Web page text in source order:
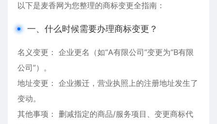
以下是麦香网为您整理的商标变更全指南：
一、什么时候需要办理商标变更？
名义变更： 企业更名（如“A有限公司”变更为“B有限
公司”）。
地址变更： 企业搬迁，营业执照上的注册地址发生了
变动。
其他事项： 删减指定的商品/服务项目、变更商标代